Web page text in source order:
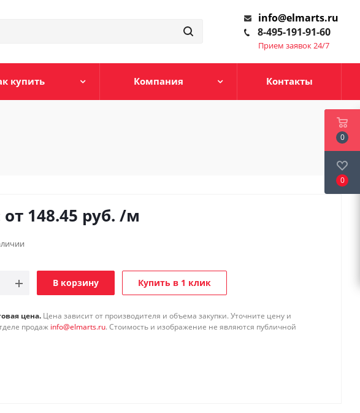
info@elmarts.ru
8-495-191-91-60
Прием заявок 24/7
купить Компания Контакты
148.45 руб. /м
В корзину Купить в 1 клик
цена. Цена зависит от производителя и объема закупки. Уточните цену и
продаж info@elmarts.ru. Стоимость и изображение не являются публичной
0
0